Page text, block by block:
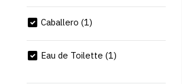
Caballero (1)
Eau de Toilette (1)